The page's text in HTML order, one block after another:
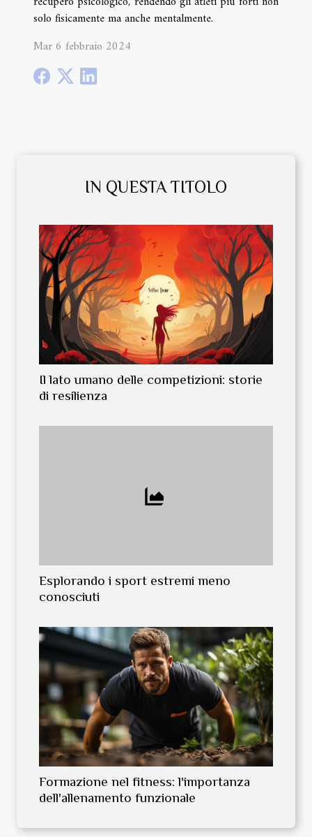
solo fisicamente ma anche mentalmente.
Mar 6 febbraio 2024
IN QUESTA TITOLO
Il lato umano delle competizioni: storie
di resilienza
Esplorando i sport estremi meno
conosciuti
Formazione nel fitness: l'importanza
dell'allenamento funzionale